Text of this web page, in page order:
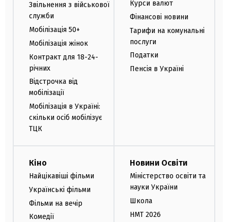
Звільнення з військової
служби
Мобілізація 50+
Мобілізація жінок
Контракт для 18-24-
річних
Відстрочка від
мобілізації
Мобілізація в Україні:
скільки осіб мобілізує
ТЦК
Курси валют
Фінансові новини
Тарифи на комунальні
послуги
Податки
Пенсія в Україні
Кіно
Найцікавіші фільми
Українські фільми
Фільми на вечір
Комедії
Новини Освіти
Міністерство освіти та
науки України
Школа
НМТ 2026